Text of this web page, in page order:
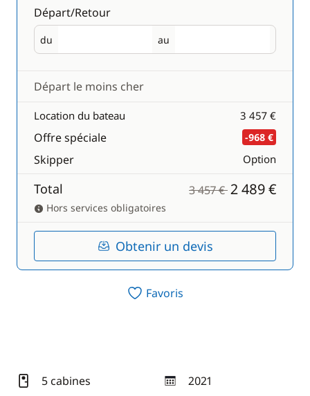
Départ/Retour
du
Départ au
Retour
Départ le moins cher
Location du bateau 3 457 €
Offre spéciale -968 €
Skipper Option
Total 3 457 €2 489 €
Hors services obligatoires
Obtenir un devis
Favoris
5 cabines 2021
année